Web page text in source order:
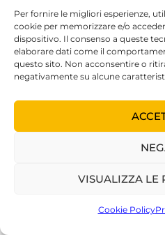
Per fornire le migliori esperienze,
cookie per memorizzare e/o
dispositivo. Il consenso a queste
elaborare dati come il
questo sito. Non acconsentire o
negativamente su alcune
VISUALIZZA LE
Cookie Policy
ARTICOLI RECENTI
СУДЬБА